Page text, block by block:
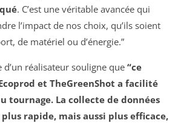
. C’est une véritable avancée qui
l’impact de nos choix, qu’ils soient
de matériel ou d’énergie.”
réalisateur souligne que “ce
et TheGreenShot a facilité
tournage. La collecte de données
rapide, mais aussi plus efficace,